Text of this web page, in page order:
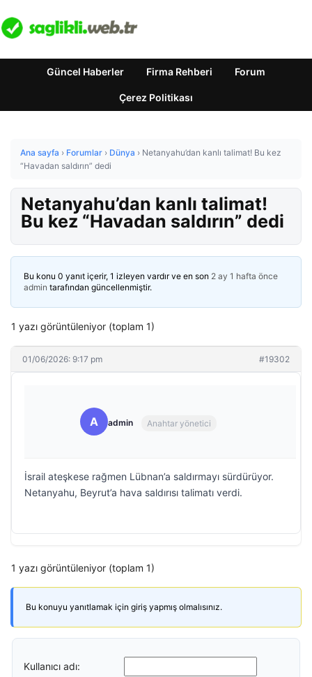
Güncel Haberler Firma Rehberi Forum
Çerez Politikası
Ana sayfa › Forumlar › Dünya › Netanyahu’dan kanlı talimat! Bu kez
“Havadan saldırın” dedi
Netanyahu’dan kanlı talimat!
Bu kez “Havadan saldırın” dedi
Bu konu 0 yanıt içerir, 1 izleyen vardır ve en son 2 ay 1 hafta önce
admin tarafından güncellenmiştir.
1 yazı görüntüleniyor (toplam 1)
01/06/2026: 9:17 pm #19302
A admin Anahtar yönetici
İsrail ateşkese rağmen Lübnan’a saldırmayı sürdürüyor.
Netanyahu, Beyrut’a hava saldırısı talimatı verdi.
1 yazı görüntüleniyor (toplam 1)
Bu konuyu yanıtlamak için giriş yapmış olmalısınız.
Kullanıcı adı: